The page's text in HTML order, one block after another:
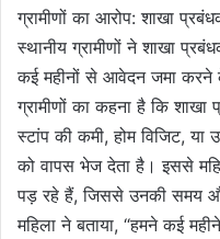
ग्रामीणों का आरोप: शाखा
स्थानीय ग्रामीणों ने शाखा
कई महीनों से आवेदन जमा करने
ग्रामीणों का कहना है कि शाखा
स्टांप की कमी, होम विजिट,
को वापस भेज देता है। इससे
पड़ रहे हैं, जिससे उनकी समय और
महिला ने बताया, “हमने कई